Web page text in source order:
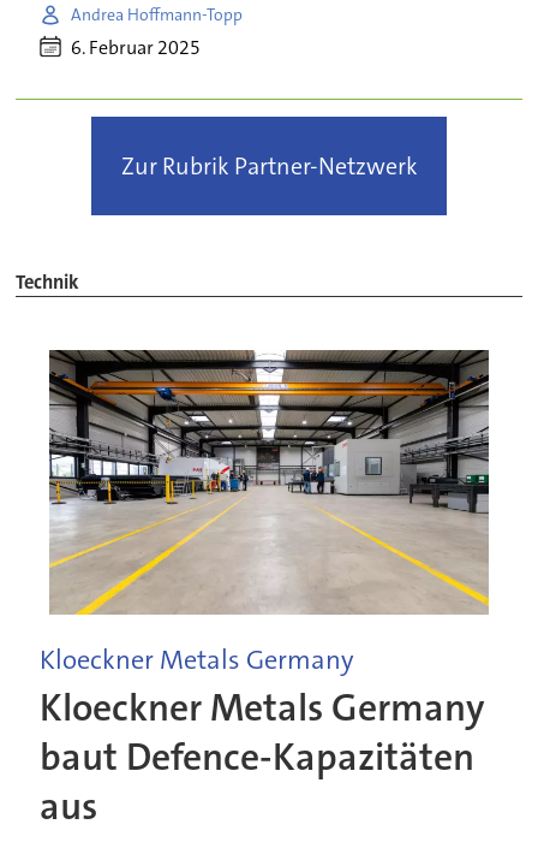
Andrea Hoffmann-Topp
6. Februar 2025
Zur Rubrik Partner-Netzwerk
Technik
Kloeckner Metals Germany
Kloeckner Metals Germany
baut Defence-Kapazitäten
aus